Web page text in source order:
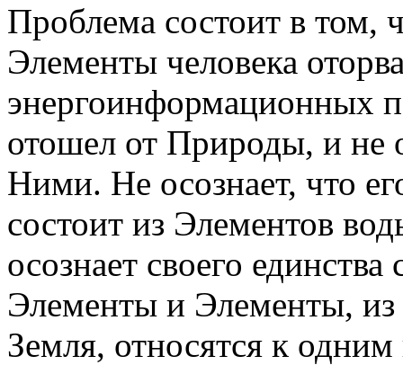
Проблема состоит в том,
Элементы человека
энергоинформационных
отошел от Природы, и не
Ними. Не осознает, что
состоит из Элементов
осознает своего
Элементы и Элементы, из
Земля, относятся к